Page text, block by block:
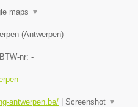
maps ▼
(Antwerpen)
BTW-nr: -
antwerpen.be/ Screenshot ▼